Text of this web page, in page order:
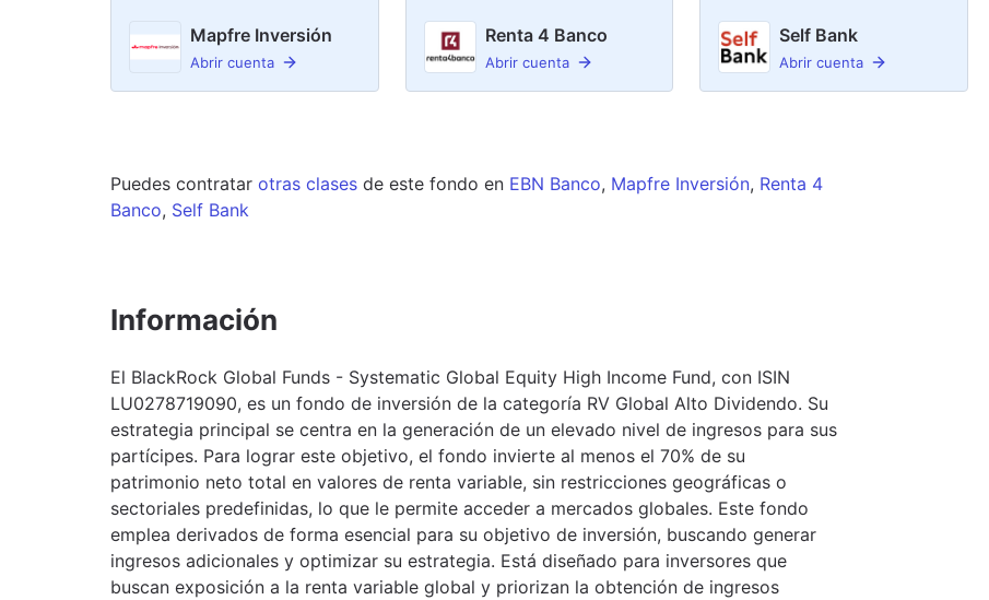
Mapfre Inversión
Abrir cuenta
Renta 4 Banco
Abrir cuenta
Self Bank
Abrir cuenta
Puedes contratar otras clases de este fondo en EBN Banco, Mapfre Inversión, Renta 4
Banco, Self Bank
Información
El BlackRock Global Funds - Systematic Global Equity High Income Fund, con ISIN
LU0278719090, es un fondo de inversión de la categoría RV Global Alto Dividendo. Su
estrategia principal se centra en la generación de un elevado nivel de ingresos para sus
partícipes. Para lograr este objetivo, el fondo invierte al menos el 70% de su
patrimonio neto total en valores de renta variable, sin restricciones geográficas o
sectoriales predefinidas, lo que le permite acceder a mercados globales. Este fondo
emplea derivados de forma esencial para su objetivo de inversión, buscando generar
ingresos adicionales y optimizar su estrategia. Está diseñado para inversores que
buscan exposición a la renta variable global y priorizan la obtención de ingresos